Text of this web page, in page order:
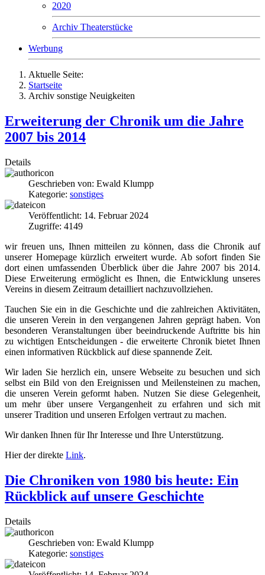
2020
Archiv Theaterstücke
Werbung
Aktuelle Seite:
Startseite
Archiv sonstige Neuigkeiten
Erweiterung der Chronik um die Jahre
2007 bis 2014
Details
Geschrieben von: Ewald Klumpp
Kategorie: sonstiges
Veröffentlicht: 14. Februar 2024
Zugriffe: 4149
wir freuen uns, Ihnen mitteilen zu können, dass die Chronik auf
unserer Homepage kürzlich erweitert wurde. Ab sofort finden Sie
dort einen umfassenden Überblick über die Jahre 2007 bis 2014.
Diese Erweiterung ermöglicht es Ihnen, die Entwicklung unseres
Vereins in diesem Zeitraum detailliert nachzuvollziehen.
Tauchen Sie ein in die Geschichte und die zahlreichen Aktivitäten,
die unseren Verein in den vergangenen Jahren geprägt haben. Von
besonderen Veranstaltungen über beeindruckende Auftritte bis hin
zu wichtigen Entscheidungen - die erweiterte Chronik bietet Ihnen
einen informativen Rückblick auf diese spannende Zeit.
Wir laden Sie herzlich ein, unsere Webseite zu besuchen und sich
selbst ein Bild von den Ereignissen und Meilensteinen zu machen,
die unseren Verein geformt haben. Nutzen Sie diese Gelegenheit,
um mehr über unsere Vergangenheit zu erfahren und sich mit
unserer Tradition und unseren Erfolgen vertraut zu machen.
Wir danken Ihnen für Ihr Interesse und Ihre Unterstützung.
Hier der direkte Link.
Die Chroniken von 1980 bis heute: Ein
Rückblick auf unsere Geschichte
Details
Geschrieben von: Ewald Klumpp
Kategorie: sonstiges